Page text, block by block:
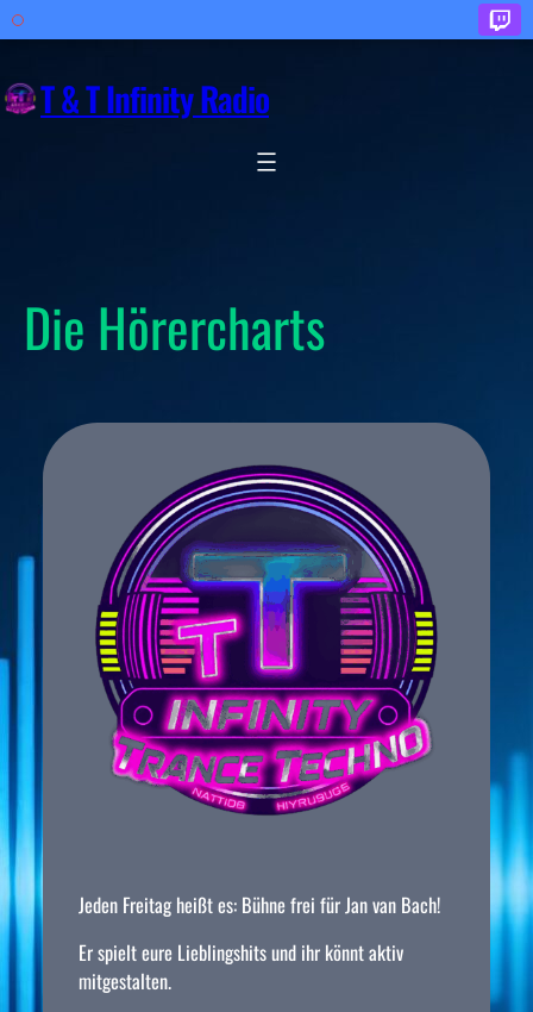
Inhalt
springenT & T Infinity Radio
Die Hörercharts
Jeden Freitag heißt es: Bühne frei für Jan van Bach!
Er spielt eure Lieblingshits und ihr könnt aktiv
mitgestalten.